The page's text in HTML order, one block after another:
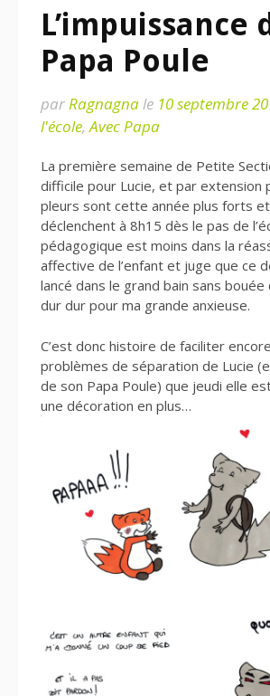
L’impuissance
Papa Poule
parRagnagnale 10 septembre
l'école,Avec Papa
La première semaine de Petite
difficile pour Lucie, et par extension
pleurs sont cette année plus forts
déclenchent à 8h15 dès le pas de
pédagogique est moins dans la
affective de l’enfant et juge que ce
lancé dans le grand bain sans
dur dur pour ma grande anxieuse.
C’est donc histoire de faciliter
problèmes de séparation de Lucie
de son Papa Poule) que jeudi elle
une décoration en plus…